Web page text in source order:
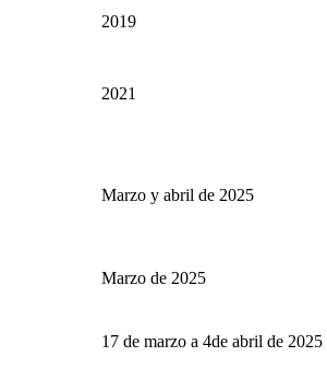
2019
2021
Marzo y abril de 2025
Marzo de 2025
17 de marzo a 4de abril de 2025